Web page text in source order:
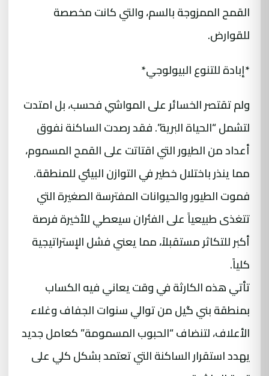
القمح الممزوجة بالسم، والتي كانت مخصصة
للقوارض.
*إبادة للتنوع البيولوجي*
ولم تقتصر الخسائر على المواشي فحسب، بل امتدت
لتشمل “الحياة البرية”. فقد رصدت الساكنة نفوق
أعداد من الطيور التي اقتاتت على القمح المسموم،
مما ينذر باختلال خطير في التوازن البيئي للمنطقة.
فموت الطيور والحيوانات المفترسة الصغيرة التي
تتغذى طبيعياً على الفئران سيعطي للأخيرة فرصة
أكبر للتكاثر مستقبلاً، مما يعني فشل الإستراتيجية
كلياً.
تأتي هذه الكارثة في وقت يعاني فيه الكساب
بمنطقة بني گيل من توالي سنوات الجفاف وغلاء
الأعلاف، لتنضاف “الحبوب المسمومة” كعامل جديد
يهدد استقرار الساكنة التي تعتمد بشكل كلي على